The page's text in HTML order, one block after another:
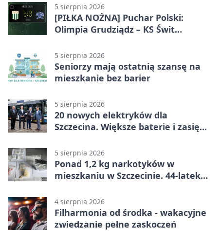
5 sierpnia 2026
[PIŁKA NOŻNA] Puchar Polski:
Olimpia Grudziądz – KS Świt
stracił dwubramkowe prowadzenie
5 sierpnia 2026
Seniorzy mają ostatnią szansę na
mieszkanie bez barier
5 sierpnia 2026
20 nowych elektryków dla
Szczecina. Większe baterie i zasięg
5 sierpnia 2026
Ponad 1,2 kg narkotyków w
mieszkaniu w Szczecinie. 44-latek
4 sierpnia 2026
Filharmonia od środka - wakacyjne
zwiedzanie pełne zaskoczeń